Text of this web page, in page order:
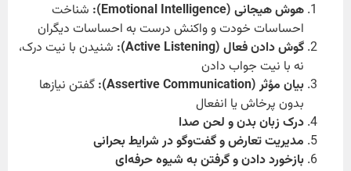
هوش هیجانی (Emotional Intelligence):
شناخت
احساسات خودت و واکنش درست به احساسات دیگران
گوش دادن فعال (Active Listening):
شنیدن با نیت درک،
نه با نیت جواب دادن
بیان مؤثر(Assertive Communication):
گفتن نیازها
بدون پرخاش یا انفعال
درک زبان بدن و لحن صدا
مدیریت تعارض و گفت‌وگو در شرایط بحرانی
بازخورد دادن و گرفتن به شیوه حرفه‌ای